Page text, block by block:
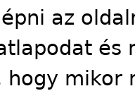
az
és
hogy mikor